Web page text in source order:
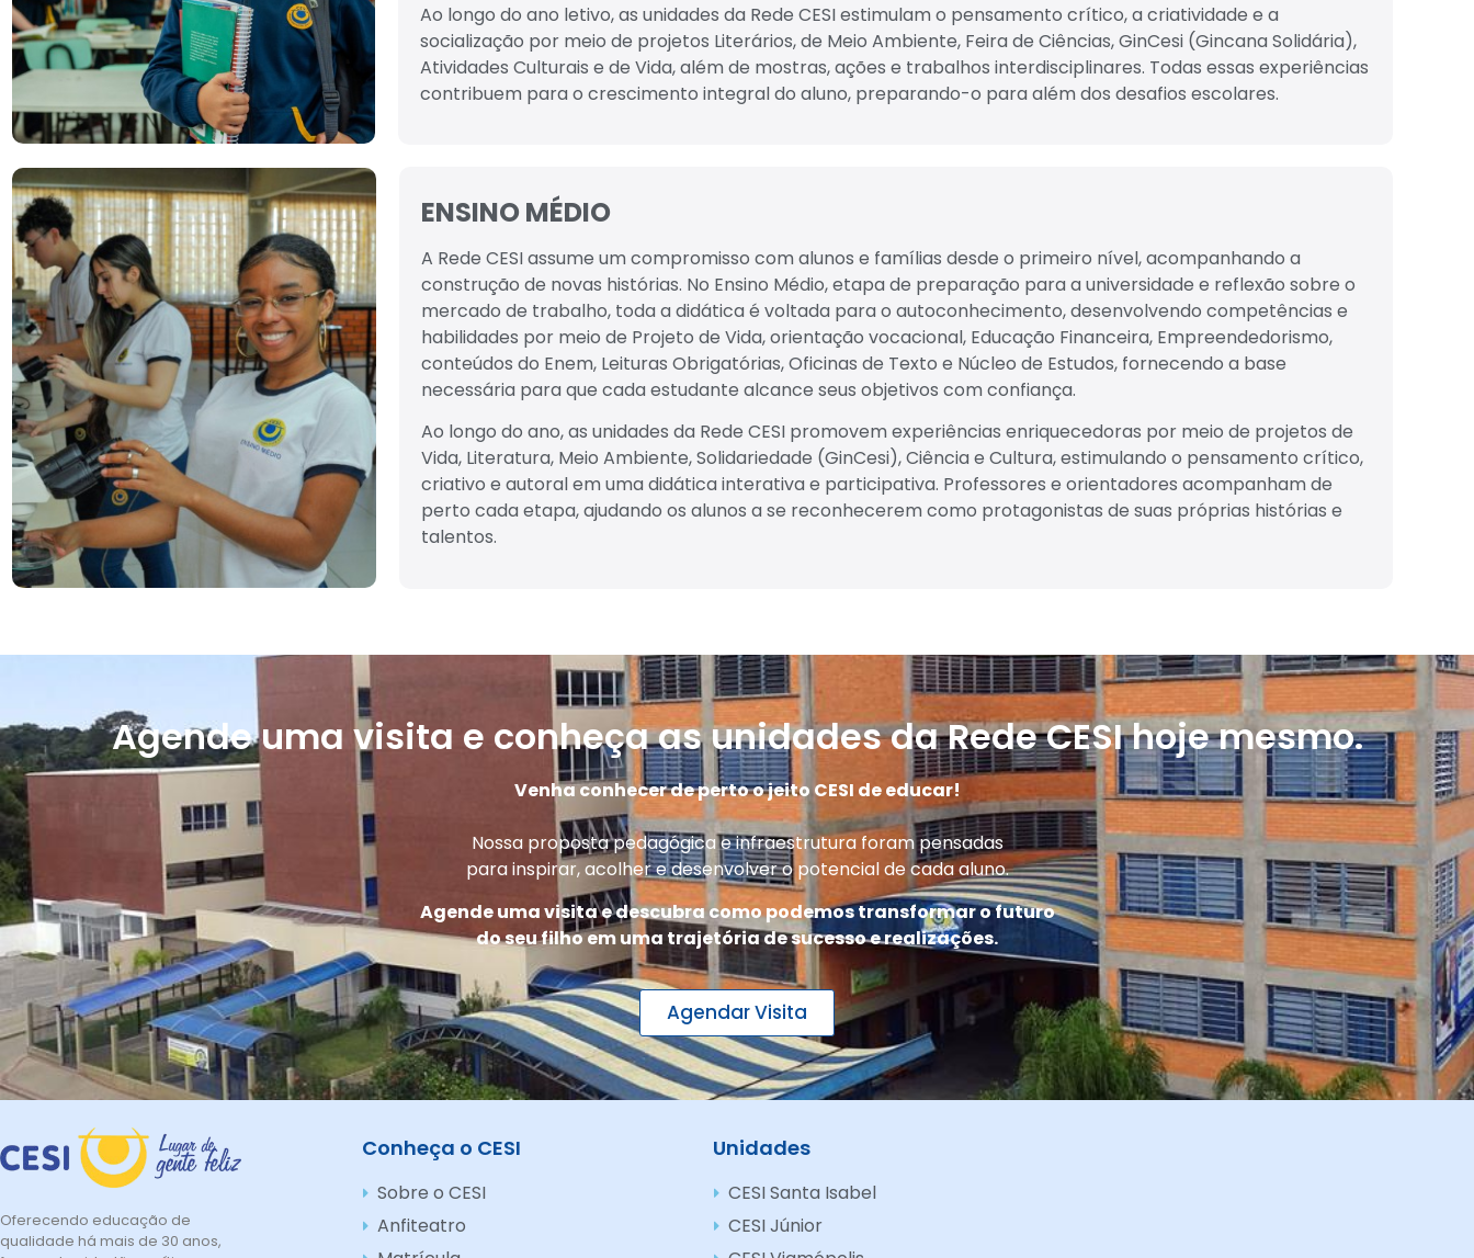
Ao longo do ano letivo, as unidades da Rede CESI estimulam o pensamento crítico, a criatividade e a
socialização por meio de projetos Literários, de Meio Ambiente, Feira de Ciências, GinCesi (Gincana Solidária),
Atividades Culturais e de Vida, além de mostras, ações e trabalhos interdisciplinares. Todas essas experiências
contribuem para o crescimento integral do aluno, preparando-o para além dos desafios escolares.
ENSINO MÉDIO
A Rede CESI assume um compromisso com alunos e famílias desde o primeiro nível, acompanhando a
construção de novas histórias. No Ensino Médio, etapa de preparação para a universidade e reflexão sobre o
mercado de trabalho, toda a didática é voltada para o autoconhecimento, desenvolvendo competências e
habilidades por meio de Projeto de Vida, orientação vocacional, Educação Financeira, Empreendedorismo,
conteúdos do Enem, Leituras Obrigatórias, Oficinas de Texto e Núcleo de Estudos, fornecendo a base
necessária para que cada estudante alcance seus objetivos com confiança.
Ao longo do ano, as unidades da Rede CESI promovem experiências enriquecedoras por meio de projetos de
Vida, Literatura, Meio Ambiente, Solidariedade (GinCesi), Ciência e Cultura, estimulando o pensamento crítico,
criativo e autoral em uma didática interativa e participativa. Professores e orientadores acompanham de
perto cada etapa, ajudando os alunos a se reconhecerem como protagonistas de suas próprias histórias e
talentos.
Agende uma visita e conheça as unidades da Rede CESI hoje mesmo.
Venha conhecer de perto o jeito CESI de educar!
Nossa proposta pedagógica e infraestrutura foram pensadas
para inspirar, acolher e desenvolver o potencial de cada aluno.
Agende uma visita e descubra como podemos transformar o futuro
do seu filho em uma trajetória de sucesso e realizações.
Agendar Visita
Oferecendo educação de
qualidade há mais de 30 anos,
Conheça o CESI
Sobre o CESI
Anfiteatro
Unidades
CESI Santa Isabel
CESI Júnior